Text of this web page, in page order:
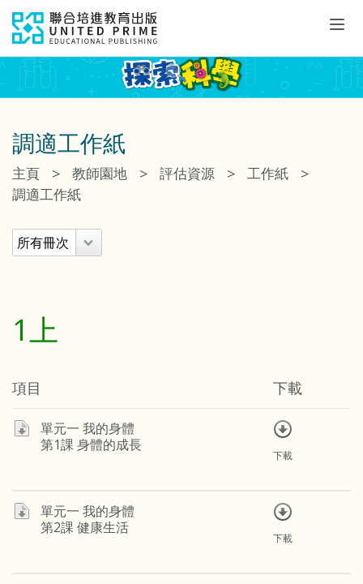
調適工作紙
主頁 > 教師園地 > 評估資源 > 工作紙 >
調適工作紙
1上
項目 下載
單元一 我的身體
第1課 身體的成長
下載
單元一 我的身體
第2課 健康生活
下載